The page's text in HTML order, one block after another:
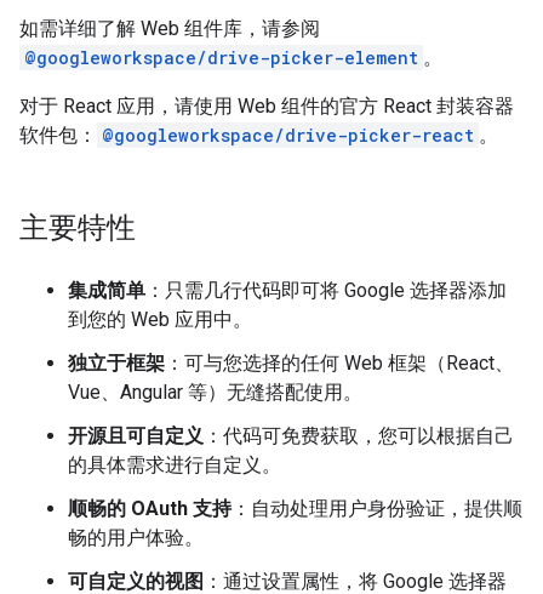
如需详细了解 Web 组件库，请参阅
@googleworkspace/drive-picker-element 。
对于 React 应用，请使用 Web 组件的官方 React 封装容器
软件包：
@googleworkspace/drive-picker-react 。
主要特性
集成简单 ：只需几行代码即可将 Google 选择器添加
到您的 Web 应用中。
独立于框架 ：可与您选择的任何 Web 框架（React、
Vue、Angular 等）无缝搭配使用。
开源且可自定义 ：代码可免费获取，您可以根据自己
的具体需求进行自定义。
顺畅的 OAuth 支持：自动处理用户身份验证，提供顺
畅的用户体验。
可自定义的视图 ：通过设置属性，将 Google 选择器